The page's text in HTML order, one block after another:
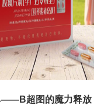
——B超图的魔力释放